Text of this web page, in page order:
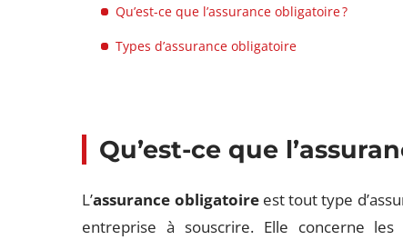
Qu’est-ce que l’assurance obligatoire ?
Types d’assurance obligatoire
Qu’est-ce que
L’assurance obligatoireest tout type
entreprise à souscrire. Elle concerne